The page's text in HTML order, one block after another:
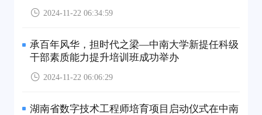
2024-11-22 06:34:59
承百年风华，担时代之梁—中南大学新提任科级
干部素质能力提升培训班成功举办
2024-11-22 06:06:29
湖南省数字技术工程师培育项目启动仪式在中南